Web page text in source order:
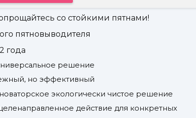
со стойкими пятнами!
пятновыводителя
года
решение
но эффективный
экологически чистое решение
действие для конкретных